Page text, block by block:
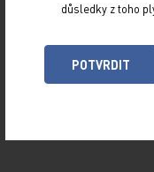
NAČÍST DALŠÍ
důsledky z toho
POTVRDIT